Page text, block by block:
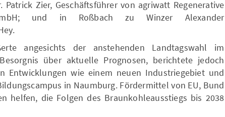
Patrick Zier, Geschäftsführer von agriwatt Regenerative
und in Roßbach zu Winzer Alexander
angesichts der anstehenden Landtagswahl im
über aktuelle Prognosen, berichtete jedoch
Entwicklungen wie einem neuen Industriegebiet und
in Naumburg. Fördermittel von EU, Bund
helfen, die Folgen des Braunkohleausstiegs bis 2038